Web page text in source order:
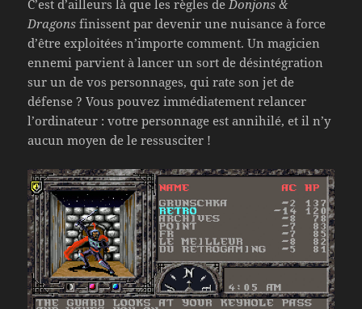
C’est d’ailleurs là que les règles deDonjons &
Dragons finissent par devenir une nuisance à force
d’être exploitées n’importe comment. Un magicien
ennemi parvient à lancer un sort de désintégration
sur un de vos personnages, qui rate son jet de
défense ? Vous pouvez immédiatement relancer
l’ordinateur : votre personnage est annihilé, et il n’y
aucun moyen de le ressusciter !